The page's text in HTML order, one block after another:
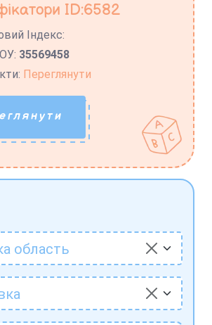
область
ID:6582
Індекс:
35569458
Переглянути